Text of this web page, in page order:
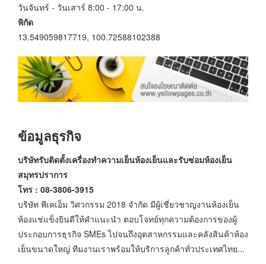
วันจันทร์ - วันเสาร์ 8:00 - 17:00 น.
พิกัด
13.549059817719, 100.72588102388
ข้อมูลธุรกิจ
บริษัทรับติดตั้งเครื่องทำความเย็นห้องเย็นและรับซ่อมห้องเย็น
สมุทรปราการ
โทร : 08-3806-3915
บริษัท พีเคเอ็ม วิศวกรรม 2018 จำกัด มีผู้เชี่ยวชาญงานห้องเย็น
ห้องแช่แข็งยินดีให้คำแนะนำ ตอบโจทย์ทุกความต้องการของผู้
ประกอบการธุรกิจ SMEs ไปจนถึงอุตสาหกรรมและคลังสินค้าห้อง
เย็นขนาดใหญ่ ทีมงานเราพร้อมให้บริการลูกค้าทั่วประเทศไทย...